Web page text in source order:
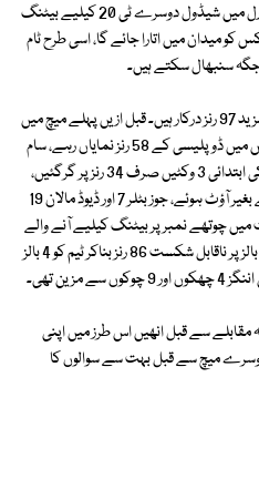
نے مجموعی طور پر 26 رنز بنائے، اتوار کو پارل میں شیڈول دوسرے ٹی 20 کیلیے بیٹنگ
کو میدان میں اتارا جائے گا، اسی طرح ٹام
سنبھال سکتے ہیں۔
ڈوپلیسی کو 1500 رنز کی تکمیل کیلیے مزید 97 رنز درکار ہیں۔ قبل ازیں پہلے میچ میں
پروٹیز نے 6 وکٹ پر 179 رنز بنائے تھے، جس میں ڈو پلیسی کے 58 رنز نمایاں رہے، سام
کرن نے 3 وکٹیں لیں، جواب میں انگلینڈ کی ابتدائی 3 وکٹیں صرف 34 رنز پر گرگئیں،
جیسن روئے دوسری ہی بال پر کھاتہ کھولے بغیر آؤٹ ہوئے، جوز بٹلر 7 اور ڈیوڈ مالان 19
چوتھے نمبر پر بیٹنگ کیلیے آنے والے
بیئر اسٹو نے عمدہ بیٹنگ کرتے ہوئے 48 بالز پر ناقابل شکست 86 رنز بناکر ٹیم کو 4 بالز
مقابلے سے قبل انھیں اس طرز میں اپنی
دوسرے میچ سے قبل بہت سے سوالوں کا